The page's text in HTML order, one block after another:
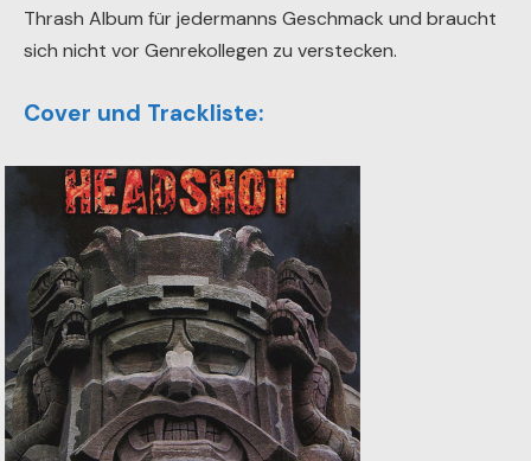
Thrash Album für jedermanns Geschmack und braucht
sich nicht vor Genrekollegen zu verstecken.
Cover und Trackliste: